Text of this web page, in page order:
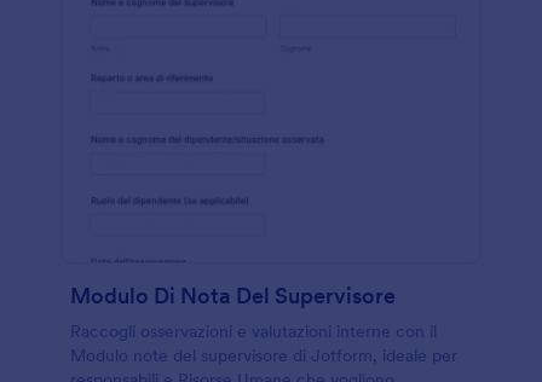
Modulo Di Nota Del Supervisore
Raccogli osservazioni e valutazioni interne con il
Modulo note del supervisore di Jotform, ideale per